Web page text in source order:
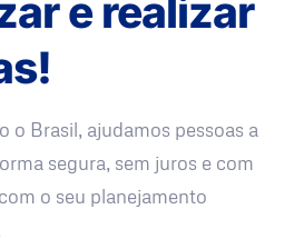
e realizar
o Brasil, ajudamos pessoas a
segura, sem juros e com
o seu planejamento